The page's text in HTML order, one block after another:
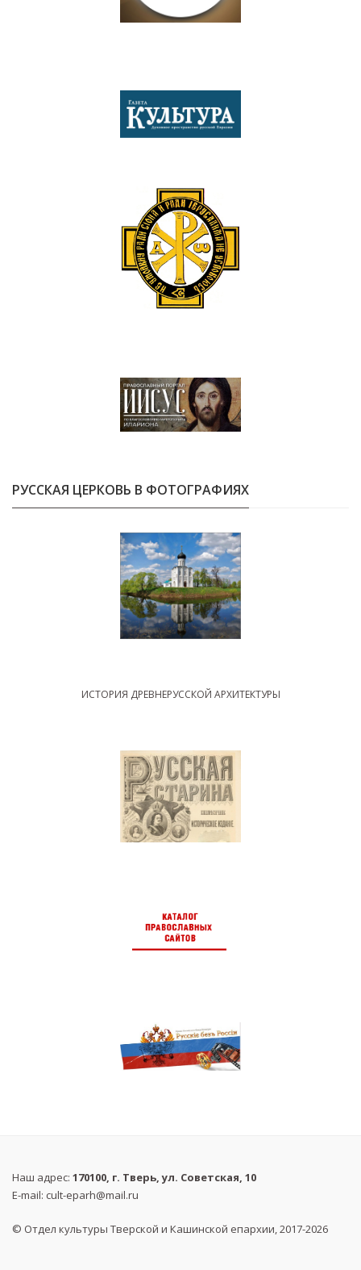
РУССКАЯ ЦЕРКОВЬ В ФОТОГРАФИЯХ
ИСТОРИЯ ДРЕВНЕРУССКОЙ АРХИТЕКТУРЫ
Наш адрес: 170100, г. Тверь, ул. Советская, 10
E-mail: cult-eparh@mail.ru
© Отдел культуры Тверской и Кашинской епархии, 2017-2026